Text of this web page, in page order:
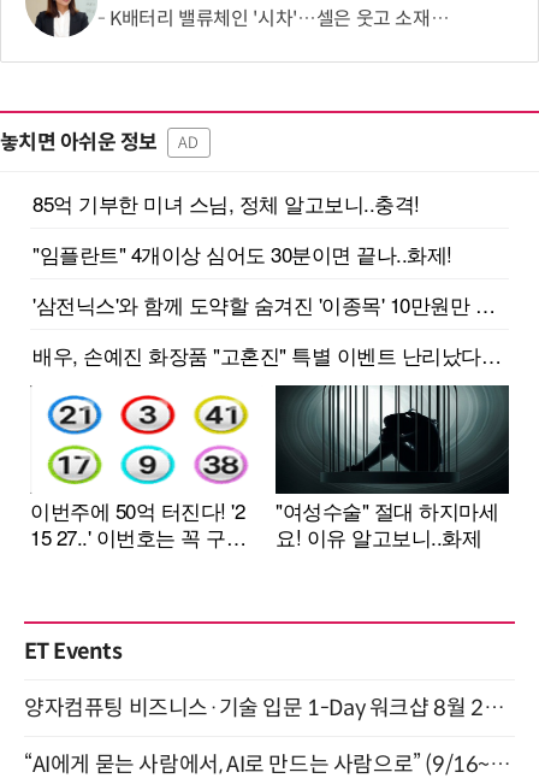
K배터리 밸류체인 '시차'…셀은 웃고 소재는 아직
놓치면 아쉬운 정보 AD
ET Events
양자컴퓨팅 비즈니스·기술 입문 1-Day 워크샵 8월 28일 개최
“AI에게 묻는 사람에서, AI로 만드는 사람으로” (9/16~17)